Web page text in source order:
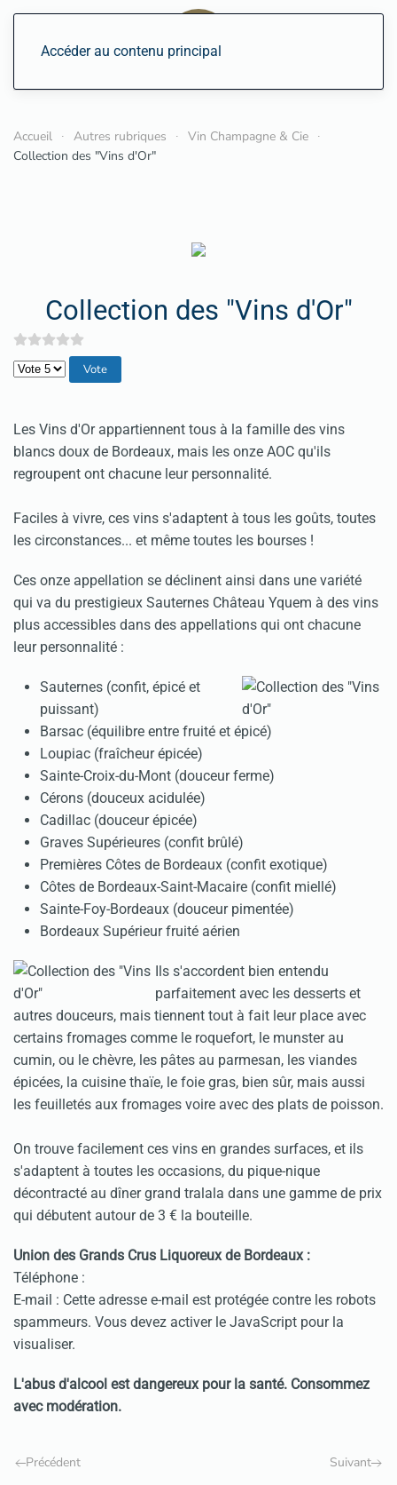
Accéder au contenu principal
Accueil Autres rubriques
Vin Champagne & Cie
Collection des "Vins d'Or"
Collection des "Vins d'Or"
Veuillez voter
Les Vins d'Or appartiennent tous à la famille des vins
blancs doux de Bordeaux, mais les onze AOC qu'ils
regroupent ont chacune leur personnalité.
Faciles à vivre, ces vins s'adaptent à tous les goûts, toutes
les circonstances... et même toutes les bourses !
Ces onze appellation se déclinent ainsi dans une variété
qui va du prestigieux Sauternes Château Yquem à des vins
plus accessibles dans des appellations qui ont chacune
leur personnalité :
Sauternes (confit, épicé et
puissant)
Barsac (équilibre entre fruité et épicé)
Loupiac (fraîcheur épicée)
Sainte-Croix-du-Mont (douceur ferme)
Cérons (douceux acidulée)
Cadillac (douceur épicée)
Graves Supérieures (confit brûlé)
Premières Côtes de Bordeaux (confit exotique)
Côtes de Bordeaux-Saint-Macaire (confit miellé)
Sainte-Foy-Bordeaux (douceur pimentée)
Bordeaux Supérieur fruité aérien
Ils s'accordent bien entendu
parfaitement avec les desserts et
autres douceurs, mais tiennent tout à fait leur place avec
certains fromages comme le roquefort, le munster au
cumin, ou le chèvre, les pâtes au parmesan, les viandes
épicées, la cuisine thaïe, le foie gras, bien sûr, mais aussi
les feuilletés aux fromages voire avec des plats de poisson.
On trouve facilement ces vins en grandes surfaces, et ils
s'adaptent à toutes les occasions, du pique-nique
décontracté au dîner grand tralala dans une gamme de prix
qui débutent autour de 3 € la bouteille.
Union des Grands Crus Liquoreux de Bordeaux :
Téléphone :
E-mail : Cette adresse e-mail est protégée contre les robots
spammeurs. Vous devez activer le JavaScript pour la
visualiser.
L'abus d'alcool est dangereux pour la santé. Consommez
avec modération.
Précédent Suivant